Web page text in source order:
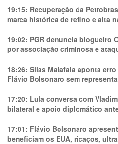
19:15: Recuperação da
marca histórica de refino e alta
19:02: PGR denuncia blogueiro
por associação criminosa e
18:26: Silas Malafaia aponta
Flávio Bolsonaro sem
17:20: Lula conversa com
bilateral e apoio diplomático
17:01: Flávio Bolsonaro
beneficiam os EUA, ricaços,